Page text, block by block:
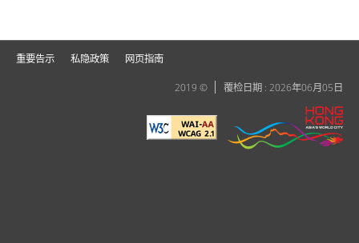
重要告示 私隐政策 网页指南
2019 © 覆检日期 : 2026年06月05日